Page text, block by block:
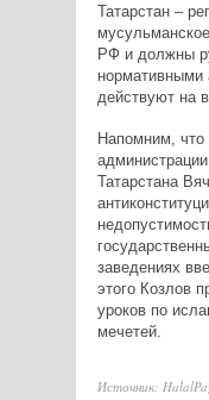
Татарстан –
РФ и должны
нормативными
действуют на
Напомним, что
Татарстана
заведениях
этого Козлов
уроков по
мечетей.
Источник: